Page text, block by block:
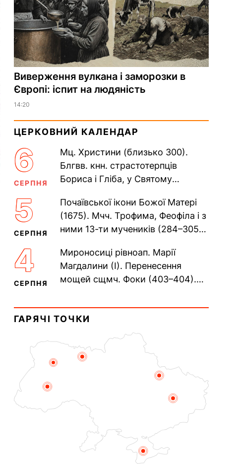
Виверження вулкана і заморозки в
Європі: іспит на людяність
14:20
ЦЕРКОВНИЙ КАЛЕНДАР
6
СЕРПНЯ
Мц. Христини (близько 300).
Блгвв. кнн. страстотерпців
Бориса і Гліба, у Святому
Прп. Полікарпа, архімандрита...
5
СЕРПНЯ
Почаївської ікони Божої Матері
(1675). Мчч. Трофима, Феофіла і з
ними 13-ти мучеників (284–305).
Равенійського (близько 75)....
4
СЕРПНЯ
Мироносиці рівноап. Марії
Магдалини (I). Перенесення
мощей сщмч. Фоки (403–404).
(1693). Сщмч. Михаїла
Накарякова...
ГАРЯЧІ ТОЧКИ